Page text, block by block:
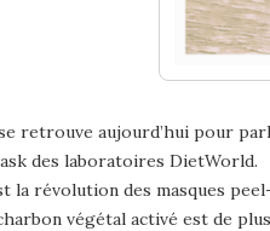
retrouve aujourd’hui pour
des laboratoires DietWorld.
la révolution des masques
végétal activé est de